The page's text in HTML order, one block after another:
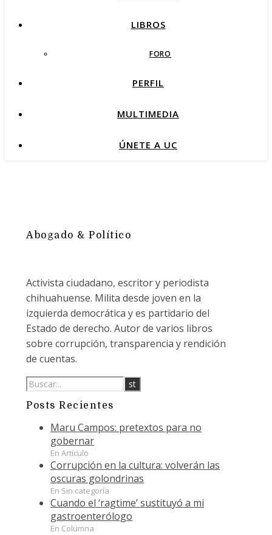
LIBROS
FORO
PERFIL
MULTIMEDIA
ÚNETE A UC
Abogado & Político
Activista ciudadano, escritor y periodista
chihuahuense. Milita desde joven en la
izquierda democrática y es partidario del
Estado de derecho. Autor de varios libros
sobre corrupción, transparencia y rendición
de cuentas.
Posts Recientes
Maru Campos: pretextos para no
gobernar
En Artículo
Corrupción en la cultura: volverán las
oscuras golondrinas
En Sin categoría
Cuando el ‘ragtime’ sustituyó a mi
gastroenterólogo
En Columna